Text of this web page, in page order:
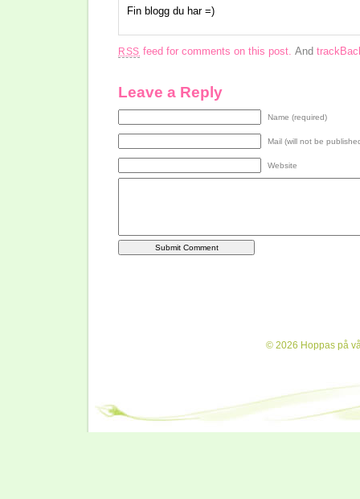
Fin blogg du har =)
RSS feed for comments on this post. And
Leave a Reply
Name (required)
Mail (will not be
Website
© 2026 Hoppas på